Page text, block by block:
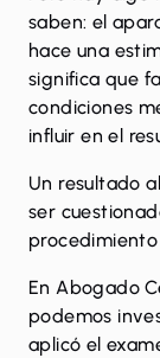
saben: el
hace una
significa que
condiciones
influir en el
Un resultado
ser
En Abogado
podemos
aplicó el